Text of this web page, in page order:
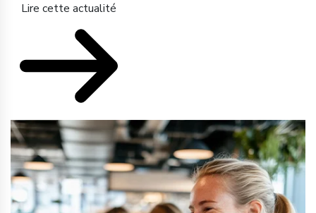
Lire cette actualité